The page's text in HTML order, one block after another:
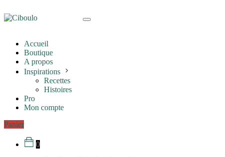
Accueil
Boutique
A propos
Inspirations
Recettes
Histoires
Pro
Mon compte
Panier
0